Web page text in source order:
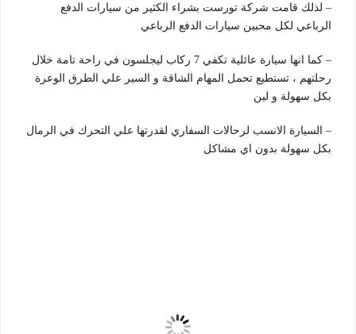
– لذلك قامت شركة تورست بشراء الكثير من سيارات الدفع
الرباعي لكل محبين سيارات الدفع الرباعي
– كما انها سيارة عائلية تكفي 7 ركاب ليجلسون في راحة تامة خلال
رحلتهم ، تستطيع تحمل المهام الشاقة و السير علي الطرق الوعرة
بكل سهولة و لين
– السيارة الانسب لرحالات السفاري لقدرتها علي التحرك في الرمال
بكل سهولة بدون اي مشاكل